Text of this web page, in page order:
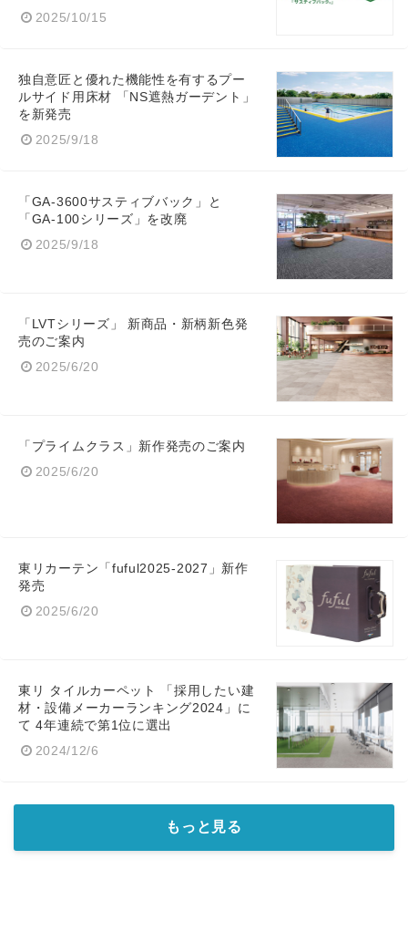
2025/10/15
独自意匠と優れた機能性を有するプー
ルサイド用床材 「NS遮熱ガーデント」
を新発売
2025/9/18
「GA-3600サスティブバック」と
「GA-100シリーズ」を改廃
2025/9/18
「LVTシリーズ」 新商品・新柄新色発
売のご案内
2025/6/20
「プライムクラス」新作発売のご案内
2025/6/20
東リカーテン「fuful2025-2027」新作
発売
2025/6/20
東リ タイルカーペット 「採用したい建
材・設備メーカーランキング2024」に
て 4年連続で第1位に選出
2024/12/6
もっと見る